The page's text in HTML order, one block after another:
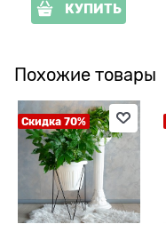
КУПИТЬ
Похожие товары
Скидка 70%